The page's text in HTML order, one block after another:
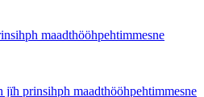
maadthööhpehtimmesne
jïh prinsihph maadthööhpehtimmesne